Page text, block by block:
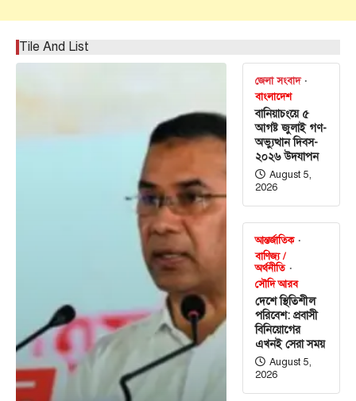
Tile And List
জেলা সংবাদ
বাংলাদেশ
বানিয়াচংয়ে ৫
আগষ্ট জুলাই গণ-
অভ্যুত্থান দিবস-
২০২৬ উদযাপন
August 5,
2026
আন্তর্জাতিক
বাণিজ্য /
অর্থনীতি
সৌদি আরব
দেশে স্থিতিশীল
পরিবেশ: প্রবাসী
বিনিয়োগের
এখনই সেরা সময়
August 5,
2026